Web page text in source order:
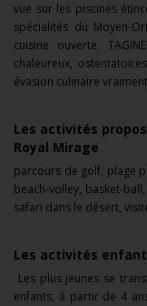
vue sur les piscines
spécialités du Moyen-
cuisine ouverte.
chaleureux,
évasion culinaire
Les activités
Royal Mirage
parcours de golf, plage
beach-volley, basket-
safari dans le désert,
Les activités
Les plus jeunes se
enfants, à partir de 4